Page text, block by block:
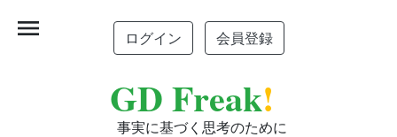
ログイン 会員登録
GD Freak!
事実に基づく思考のために
menu